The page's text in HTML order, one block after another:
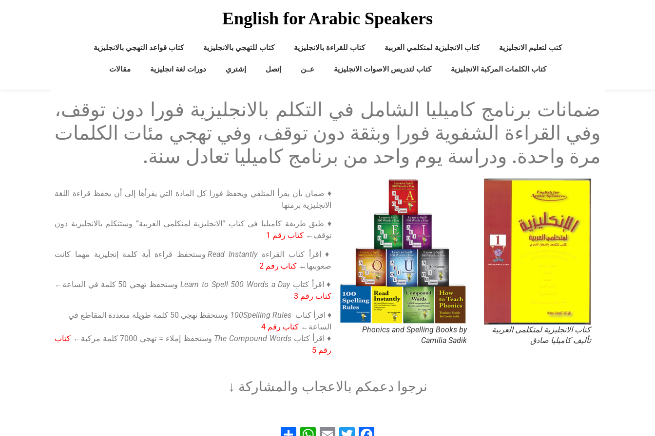
English for Arabic Speakers
كتب لتعليم الانجليزية كتاب الانجليزية لمتكلمي العربية كتاب للقراءة بالانجليزية كتاب للتهجي بالانجليزية كتاب قواعد التهجي بالانجليزية
كتاب الكلمات المركبة الانجليزية كتاب لتدريس الاصوات الانجليزية عــن إتصل إشتري دورات لغة انجليزية مقالات
ضمانات برنامج كاميليا الشامل في التكلم بالانجليزية فورا دون توقف،
وفي القراءة الشفوية فورا وبثقة دون توقف، وفي تهجي مئات الكلمات
مرة واحدة. ودراسة يوم واحد من برنامج كاميليا تعادل سنة.
كتاب الانجليزية لمتكلمي العربية
تأليف كاميليا صادق
Phonics and Spelling Books by
Camilia Sadik
♦ ضمان بأن يقرأ المتلقي ويحفظ فورا كل المادة التي يقرأها إلى أن يحفظ قراءة اللغة
الانجليزية برمتها
♦ طبق طريقة كاميليا في كتاب “الانجليزية لمتكلمي العربية” وستتكلم بالانجليزية دون
توقف← كتاب رقم 1
♦ اقرأ كتاب القراءةRead Instantly وستحفظ قراءة أية كلمة إنجليزية مهما كانت
صعوبتها← كتاب رقم 2
♦ اقرأ كتابLearn to Spell 500 Words a Dayوستحفظ تهجي 50 كلمة في الساعة←
كتاب رقم 3
♦ اقرأ كتاب 100Spelling Rules
وستحفظ تهجي 50 كلمة طويلة متعددة المقاطع في
الساعة← كتاب رقم 4
♦ اقرأ كتاب The Compound Words وستحفظ إملاء = تهجي 7000 كلمة مركبة←
كتاب
رقم 5
نرجوا دعمكم بالاعجاب والمشاركة ↓